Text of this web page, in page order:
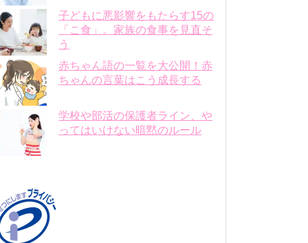
子どもに悪影響をもたらす15の
「こ食」。家族の食事を見直そ
う
赤ちゃん語の一覧を大公開！赤
ちゃんの言葉はこう成長する
学校や部活の保護者ライン、や
ってはいけない暗黙のルール